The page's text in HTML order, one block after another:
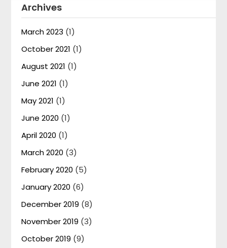
Archives
March 2023 (1)
October 2021 (1)
August 2021 (1)
June 2021 (1)
May 2021 (1)
June 2020 (1)
April 2020 (1)
March 2020 (3)
February 2020 (5)
January 2020 (6)
December 2019 (8)
November 2019 (3)
October 2019 (9)